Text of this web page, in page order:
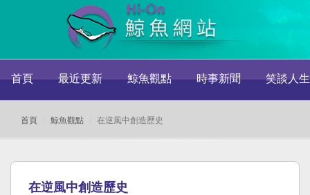
首頁 最近更新 鯨魚觀點 時事新聞 笑談人生
首頁 鯨魚觀點 在逆風中創造歷史
在逆風中創造歷史